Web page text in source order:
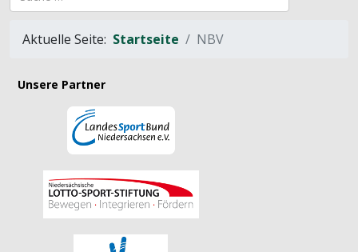
Aktuelle Seite: Startseite NBV
Unsere Partner